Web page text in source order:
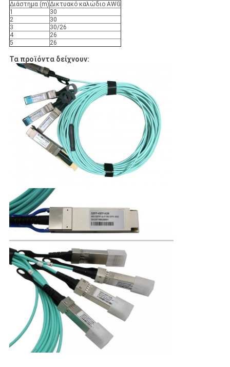
Διάστημα (m)Δικτυακό καλώδιο AWG
1
30
2
30
3
30/26
4
26
5
26
Τα προϊόντα δείχνουν: